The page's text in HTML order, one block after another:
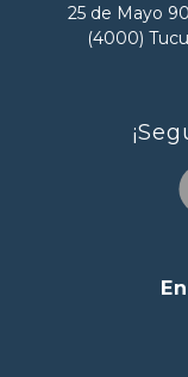
25 de Mayo
(4000)